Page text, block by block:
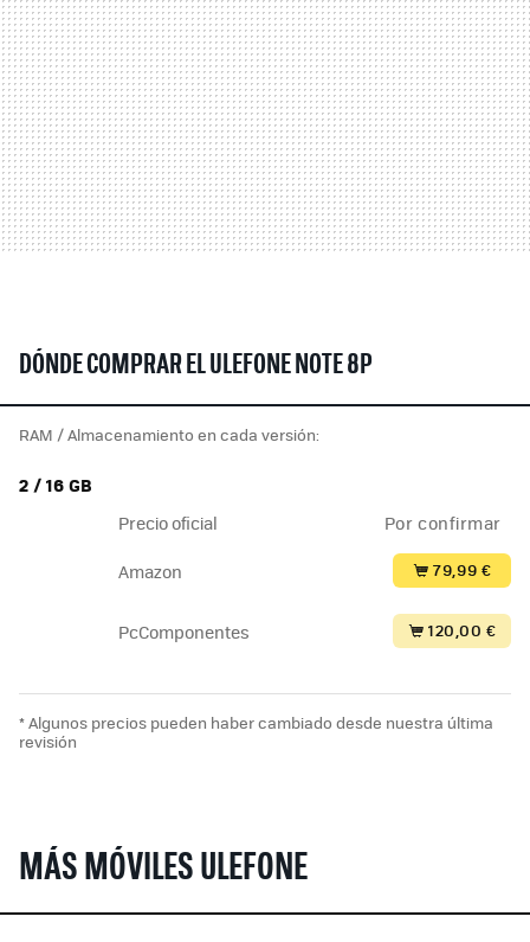
DÓNDE COMPRAR EL ULEFONE NOTE 8P
RAM / Almacenamiento en cada versión:
2 / 16 GB
Precio oficial Por confirmar
Amazon 79,99 €
PcComponentes 120,00 €
* Algunos precios pueden haber cambiado desde nuestra última
revisión
MÁS MÓVILES ULEFONE